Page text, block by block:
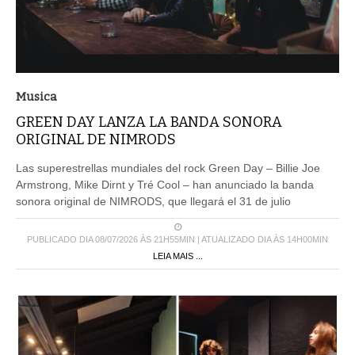
Musica
GREEN DAY LANZA LA BANDA SONORA
ORIGINAL DE NIMRODS
Las superestrellas mundiales del rock Green Day – Billie Joe
Armstrong, Mike Dirnt y Tré Cool – han anunciado la banda
sonora original de NIMRODS, que llegará el 31 de julio
PUBLICADO DIA 08/07/2026 ÀS 21H55MIN | ATUALIZADO DIA ÀS 14H00MIN
LEIA MAIS ...